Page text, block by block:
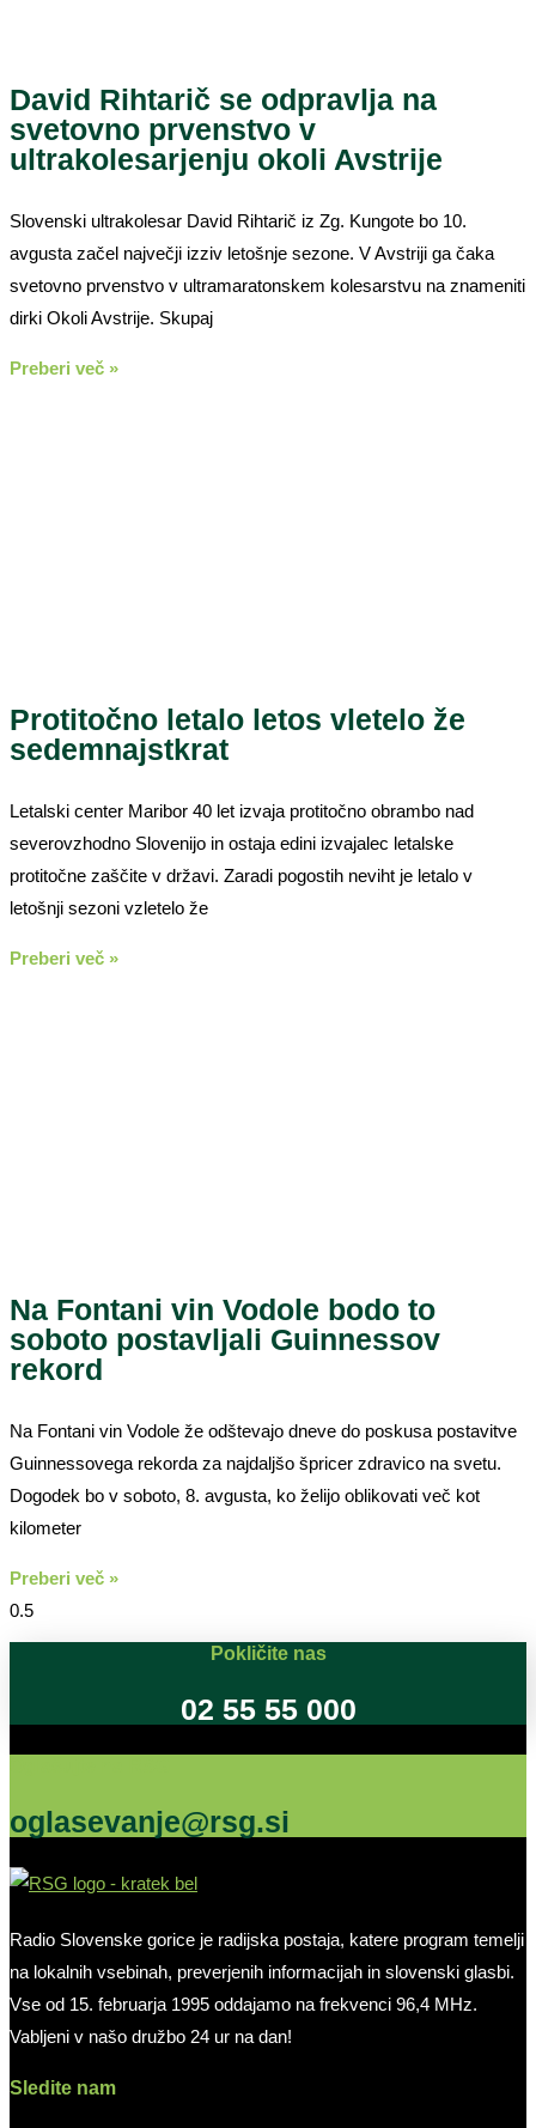
David Rihtarič se odpravlja na
svetovno prvenstvo v
ultrakolesarjenju okoli Avstrije
Slovenski ultrakolesar David Rihtarič iz Zg. Kungote bo 10.
avgusta začel največji izziv letošnje sezone. V Avstriji ga čaka
svetovno prvenstvo v ultramaratonskem kolesarstvu na znameniti
dirki Okoli Avstrije. Skupaj
Preberi več »
Protitočno letalo letos vletelo že
sedemnajstkrat
Letalski center Maribor 40 let izvaja protitočno obrambo nad
severovzhodno Slovenijo in ostaja edini izvajalec letalske
protitočne zaščite v državi. Zaradi pogostih neviht je letalo v
letošnji sezoni vzletelo že
Preberi več »
Na Fontani vin Vodole bodo to
soboto postavljali Guinnessov
rekord
Na Fontani vin Vodole že odštevajo dneve do poskusa postavitve
Guinnessovega rekorda za najdaljšo špricer zdravico na svetu.
Dogodek bo v soboto, 8. avgusta, ko želijo oblikovati več kot
kilometer
Preberi več »
Pokličite nas
02 55 55 000
oglasevanje@rsg.si
Radio Slovenske gorice je radijska postaja, katere program temelji
na lokalnih vsebinah, preverjenih informacijah in slovenski glasbi.
Vse od 15. februarja 1995 oddajamo na frekvenci 96,4 MHz.
Vabljeni v našo družbo 24 ur na dan!
Sledite nam